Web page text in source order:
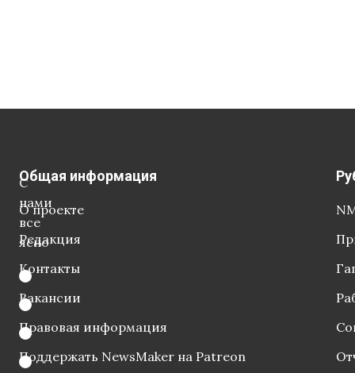
С
нами
все
ясно
Общая информация
О проекте
Редакция
Контакты
Вакансии
Правовая информация
Поддержать NewsMaker на Patreon